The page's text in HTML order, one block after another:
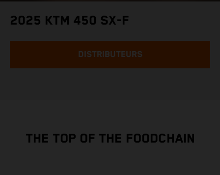
2025 KTM 450 SX-F
DISTRIBUTEURS
THE TOP OF THE FOODCHAIN